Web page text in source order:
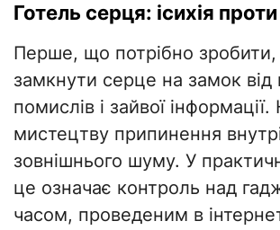
Готель серця: ісихія
Перше, що потрібно зробити,
замкнути серце на замок від
помислів і зайвої
мистецтву припинення
зовнішнього шуму. У
це означає контроль над
часом, проведеним в